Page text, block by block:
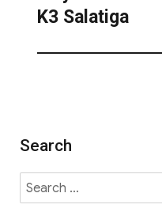
K3 Salatiga
Search